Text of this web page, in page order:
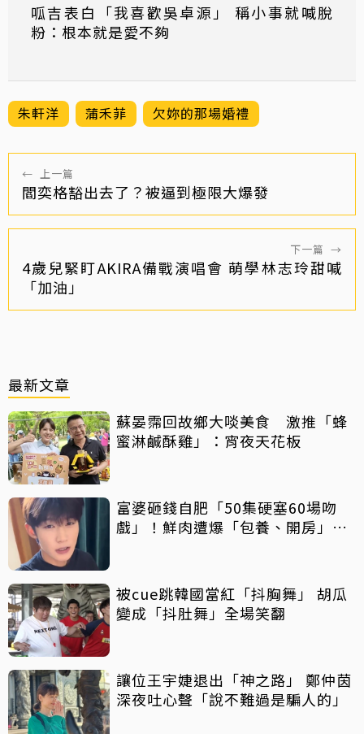
呱吉表白「我喜歡吳卓源」 稱小事就喊脫
粉：根本就是愛不夠
朱軒洋 蒲禾菲 欠妳的那場婚禮
← 上一篇
閻奕格豁出去了？被逼到極限大爆發
下一篇 →
4歲兒緊盯AKIRA備戰演唱會 萌學林志玲甜喊
「加油」
最新文章
蘇晏霈回故鄉大啖美食 激推「蜂
蜜淋鹹酥雞」：宵夜天花板
富婆砸錢自肥「50集硬塞60場吻
戲」！鮮肉遭爆「包養、開房」全
被cue跳韓國當紅「抖胸舞」 胡瓜
變成「抖肚舞」全場笑翻
讓位王宇婕退出「神之路」 鄭仲茵
深夜吐心聲「說不難過是騙人的」